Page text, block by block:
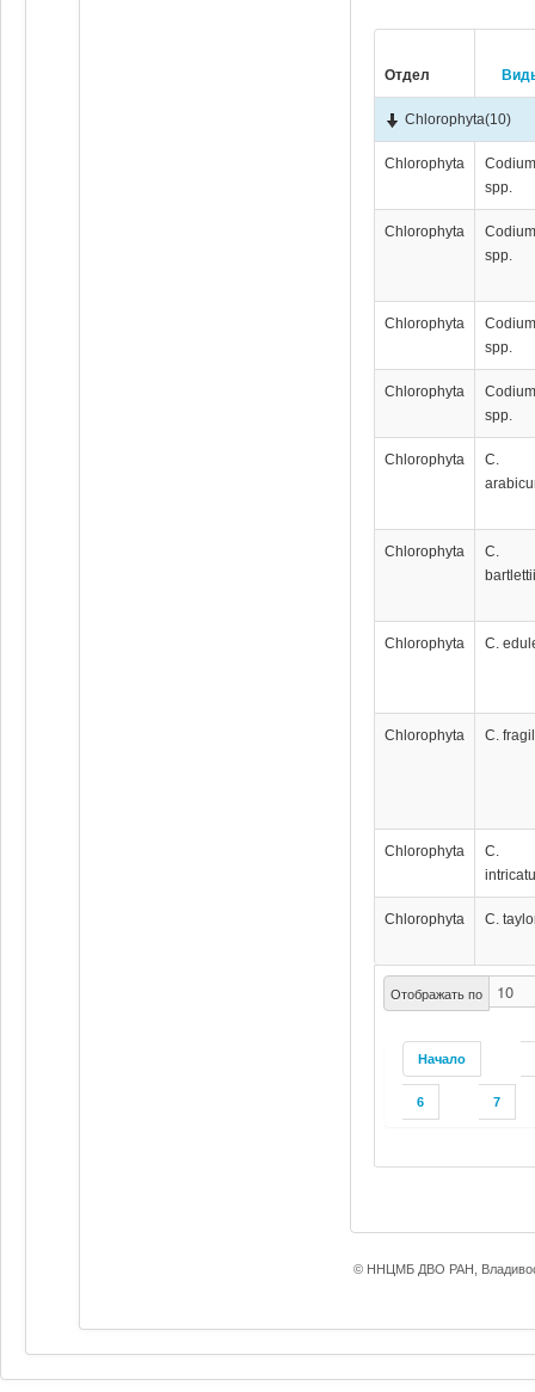
Отдел
Отображать по
Начало
6 7
Chlorophyta(10)
Chlorophyta
spp.
Chlorophyta
spp.
Chlorophyta
spp.
Chlorophyta
spp.
Chlorophyta
C.
Chlorophyta
C.
Chlorophyta C.
Chlorophyta C.
Chlorophyta
C.
Chlorophyta C.
© ННЦМБ ДВО РАН,